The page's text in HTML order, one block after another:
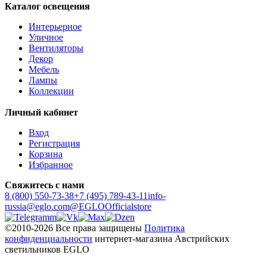
ANTELAO
ANTIPOLO
ANWICK
ANWICK 1
ANZINO
APRICALE
ARACENA
ARANGONA
ARANZOLA
ARENALES
ARGOLIS 2
ARISCANI
ARISCANI 2
ARNHEM
ARRECIFE
ARTANA
ASBY
ASINDRO
ATOLLARI
AULIYE
AUROTONELLO
AUSTELL
AZAR 60
Каталог освещения
Интерьерное
Уличное
Вентиляторы
Декор
Мебель
Лампы
Коллекции
Личный кабинет
Вход
Регистрация
Корзина
Избранное
Свяжитесь с нами
8 (800) 550-73-38+7 (495) 789-43-11info-
russia@eglo.com@EGLOOfficialstore
©2010-2026 Все права защищены Политика
конфиденциальности интернет-магазина Австрийских
светильников EGLO